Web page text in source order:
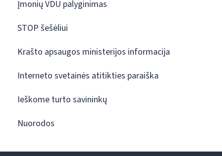
Įmonių VDU palyginimas
STOP šešėliui
Krašto apsaugos ministerijos informacija
Interneto svetainės atitikties paraiška
Ieškome turto savininkų
Nuorodos